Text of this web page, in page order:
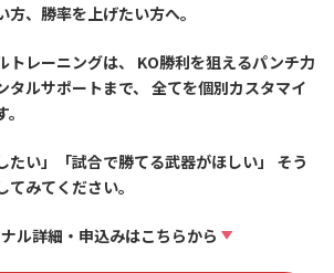
、勝率を上げたい方へ。
トレーニングは、 KO勝利を狙えるパンチ力
タルサポートまで、 全てを個別カスタマイ
たい」「試合で勝てる武器がほしい」 そう
みてください。
ル詳細・申込みはこちらから